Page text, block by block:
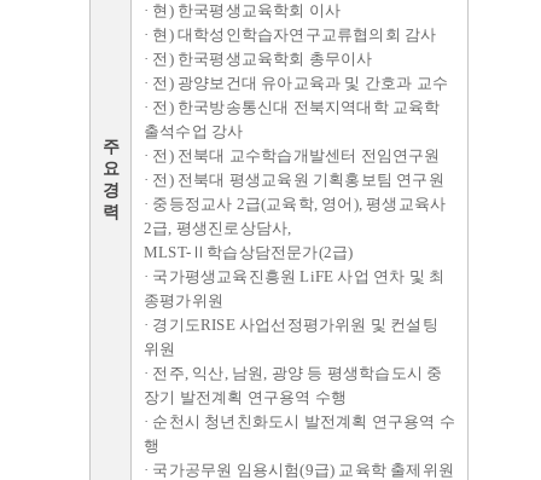
주
요
경
력
· 현) 한국평생교육학회 이사
· 현) 대학성인학습자연구교류협의회 감사
· 전) 한국평생교육학회 총무이사
· 전) 광양보건대 유아교육과 및 간호과 교수
· 전) 한국방송통신대 전북지역대학 교육학
출석수업 강사
· 전) 전북대 교수학습개발센터 전임연구원
· 전) 전북대 평생교육원 기획홍보팀 연구원
· 중등정교사 2급(교육학, 영어), 평생교육사
2급, 평생진로상담사,
MLST-Ⅱ학습상담전문가(2급)
· 국가평생교육진흥원 LiFE 사업 연차 및 최
종평가위원
· 경기도RISE 사업선정평가위원 및 컨설팅
위원
· 전주, 익산, 남원, 광양 등 평생학습도시 중
장기 발전계획 연구용역 수행
· 순천시 청년친화도시 발전계획 연구용역 수
행
· 국가공무원 임용시험(9급) 교육학 출제위원